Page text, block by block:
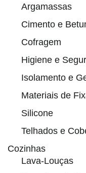
Argamassas
Cimento e
Cofragem
Higiene e
Isolamento e
Materiais de
Silicone
Telhados e
Cozinhas
Lava-Louças